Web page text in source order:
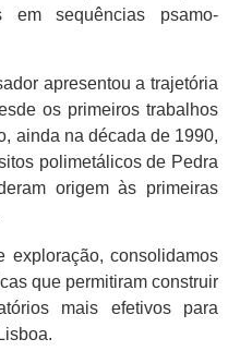
em sequências psamo-
apresentou a trajetória
os primeiros trabalhos
ainda na década de 1990,
polimetálicos de Pedra
origem às primeiras
exploração, consolidamos
que permitiram construir
mais efetivos para